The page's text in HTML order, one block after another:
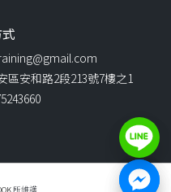
區安和路2段213號7樓之1
所維護